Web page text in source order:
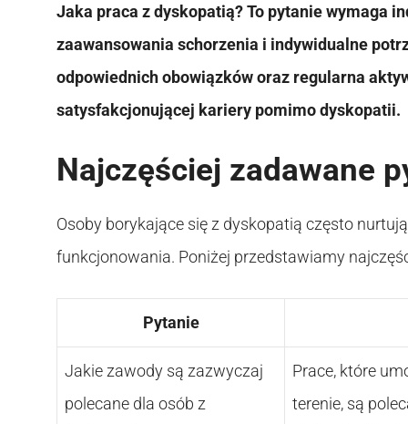
Jaka praca z dyskopatią? To pytanie wymaga
zaawansowania schorzenia i indywidualne
odpowiednich obowiązków oraz regularna
satysfakcjonującej kariery pomimo dyskopatii.
Najczęściej zadawane
Osoby borykające się z dyskopatią często
funkcjonowania. Poniżej przedstawiamy
Pytanie
Jakie zawody są zazwyczaj
polecane dla osób z
Prace, które
terenie, są